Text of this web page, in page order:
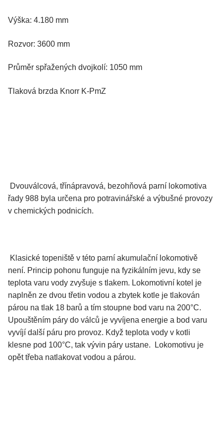
Výška: 4.180 mm
Rozvor: 3600 mm
Průměr spřažených dvojkolí: 1050 mm
Tlaková brzda Knorr K-PmZ
Dvouválcová, třínápravová, bezohňová parní lokomotiva
řady 988 byla určena pro potravinářské a výbušné provozy
v chemických podnicích.
Klasické topeniště v této parní akumulační lokomotivě
není. Princip pohonu funguje na fyzikálním jevu, kdy se
teplota varu vody zvyšuje s tlakem. Lokomotivní kotel je
naplněn ze dvou třetin vodou a zbytek kotle je tlakován
párou na tlak 18 barů a tím stoupne bod varu na 200°C.
Upouštěním páry do válců je vyvíjena energie a bod varu
vyvíjí další páru pro provoz. Když teplota vody v kotli
klesne pod 100°C, tak vývin páry ustane. Lokomotivu je
opět třeba natlakovat vodou a párou.